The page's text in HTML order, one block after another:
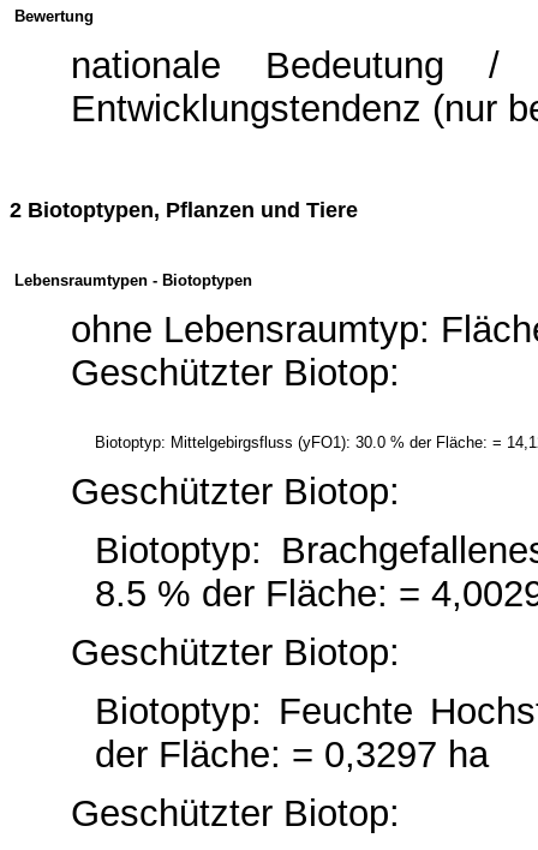
Bewertung
nationale Bedeutung /
Entwicklungstendenz (nur
2 Biotoptypen, Pflanzen und Tiere
Lebensraumtypen - Biotoptypen
ohne Lebensraumtyp:
Geschützter Biotop:
Biotoptyp: Mittelgebirgsfluss (yFO1): 30.0 % der Fläche: =
Geschützter Biotop:
Biotoptyp:
8.5 % der Fläche: =
Geschützter Biotop:
Biotoptyp: Feuchte
der Fläche: = 0,3297 ha
Geschützter Biotop: